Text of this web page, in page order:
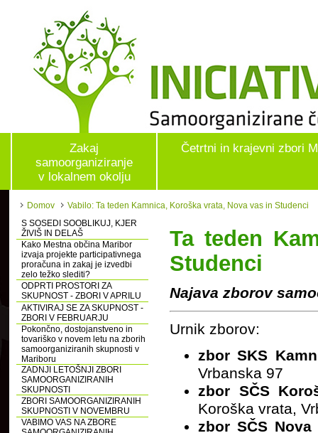
Zakaj
samoorganiziranje
v lokalnem okolju
Četrtni in krajevni zbori
Domov
Vabilo: Ta teden Kamnica, Koroška vrata, Nova vas in Studenci
S SOSEDI SOOBLIKUJ, KJER
ŽIVIŠ IN DELAŠ
Kako Mestna občina Maribor
izvaja projekte participativnega
proračuna in zakaj je izvedbi
zelo težko slediti?
ODPRTI PROSTORI ZA
SKUPNOST - ZBORI V APRILU
AKTIVIRAJ SE ZA SKUPNOST -
ZBORI V FEBRUARJU
Pokončno, dostojanstveno in
tovariško v novem letu na zborih
samoorganiziranih skupnosti v
Mariboru
ZADNJI LETOŠNJI ZBORI
SAMOORGANIZIRANIH
SKUPNOSTI
ZBORI SAMOORGANIZIRANIH
SKUPNOSTI V NOVEMBRU
VABIMO VAS NA ZBORE
Ta teden
Studenci
Najava zborov
Urnik zborov:
zbor SKS
Vrbanska 97
zbor SČS
Koroška vrata,
zbor SČS Nova